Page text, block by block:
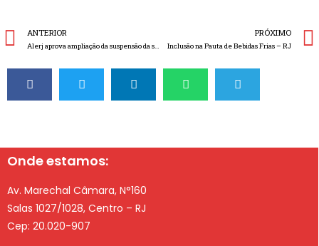
ANTERIOR PRÓXIMO
Inclusão na Pauta de Bebidas Frias – RJ
Onde estamos:
Av. Marechal Câmara, N°160
Salas 1027/1028, Centro – RJ
Cep: 20.020-907